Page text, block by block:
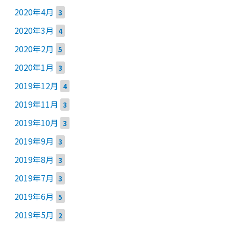
2020年4月 3
2020年3月 4
2020年2月 5
2020年1月 3
2019年12月 4
2019年11月 3
2019年10月 3
2019年9月 3
2019年8月 3
2019年7月 3
2019年6月 5
2019年5月 2